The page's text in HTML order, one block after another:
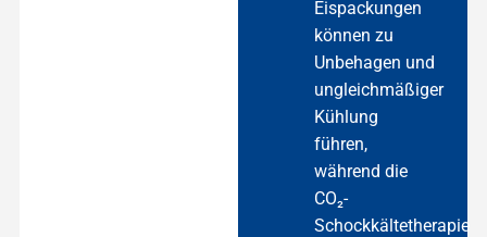
Eispackungen
können zu
Unbehagen und
ungleichmäßiger
Kühlung
führen,
während die
CO₂-
Schockkältetherapie